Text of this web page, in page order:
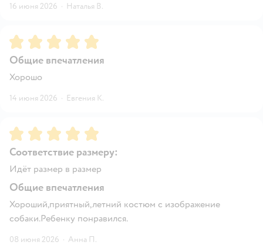
16 июня 2026 · Наталья В.
Рейтинг:5
Общие впечатления
Хорошо
14 июня 2026 · Евгения К.
Рейтинг:5
Соответствие размеру:
Идёт размер в размер
Общие впечатления
Хороший,приятный,летний костюм с изображение
собаки.Ребенку понравился.
08 июня 2026 · Анна П.